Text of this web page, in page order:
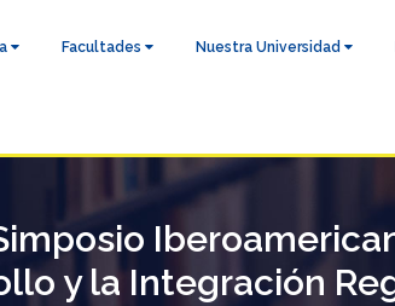
Facultades Nuestra Universidad
y la Integración